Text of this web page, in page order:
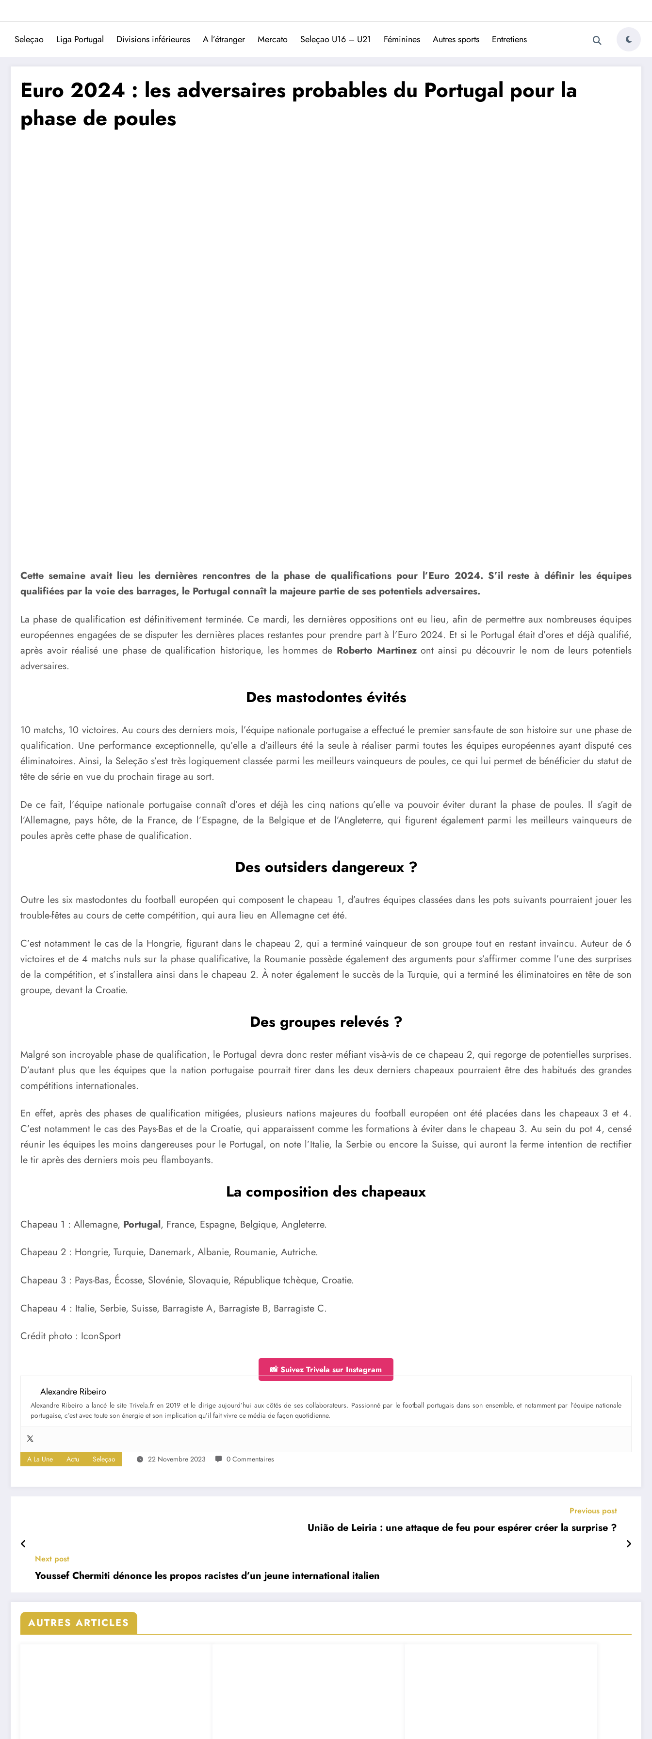
Trivela
L'actualité du football portugais
Seleçao Liga Portugal Divisions inférieures A l’étranger Mercato Seleçao U16 – U21 Féminines Autres sports Entretiens
Euro 2024 : les adversaires probables du Portugal pour la
phase de poules
Cette semaine avait lieu les dernières rencontres de la phase de qualifications pour l’Euro 2024. S’il reste à définir les équipes
qualifiées par la voie des barrages, le Portugal connaît la majeure partie de ses potentiels adversaires.
La phase de qualification est définitivement terminée. Ce mardi, les dernières oppositions ont eu lieu, afin de permettre aux nombreuses équipes
européennes engagées de se disputer les dernières places restantes pour prendre part à l’Euro 2024. Et si le Portugal était d’ores et déjà qualifié,
après avoir réalisé une phase de qualification historique, les hommes de Roberto Martinezont ainsi pu découvrir le nom de leurs potentiels
adversaires.
Des mastodontes évités
10 matchs, 10 victoires. Au cours des derniers mois, l’équipe nationale portugaise a effectué le premier sans-faute de son histoire sur une phase de
qualification. Une performance exceptionnelle, qu’elle a d’ailleurs été la seule à réaliser parmi toutes les équipes européennes ayant disputé ces
éliminatoires. Ainsi, la Seleção s’est très logiquement classée parmi les meilleurs vainqueurs de poules, ce qui lui permet de bénéficier du statut de
tête de série en vue du prochain tirage au sort.
De ce fait, l’équipe nationale portugaise connaît d’ores et déjà les cinq nations qu’elle va pouvoir éviter durant la phase de poules. Il s’agit de
l’Allemagne, pays hôte, de la France, de l’Espagne, de la Belgique et de l’Angleterre, qui figurent également parmi les meilleurs vainqueurs de
poules après cette phase de qualification.
Des outsiders dangereux ?
Outre les six mastodontes du football européen qui composent le chapeau 1, d’autres équipes classées dans les pots suivants pourraient jouer les
trouble-fêtes au cours de cette compétition, qui aura lieu en Allemagne cet été.
C’est notamment le cas de la Hongrie, figurant dans le chapeau 2, qui a terminé vainqueur de son groupe tout en restant invaincu. Auteur de 6
victoires et de 4 matchs nuls sur la phase qualificative, la Roumanie possède également des arguments pour s’affirmer comme l’une des surprises
de la compétition, et s’installera ainsi dans le chapeau 2. À noter également le succès de la Turquie, qui a terminé les éliminatoires en tête de son
groupe, devant la Croatie.
Des groupes relevés ?
Malgré son incroyable phase de qualification, le Portugal devra donc rester méfiant vis-à-vis de ce chapeau 2, qui regorge de potentielles surprises.
D’autant plus que les équipes que la nation portugaise pourrait tirer dans les deux derniers chapeaux pourraient être des habitués des grandes
compétitions internationales.
En effet, après des phases de qualification mitigées, plusieurs nations majeures du football européen ont été placées dans les chapeaux 3 et 4.
C’est notamment le cas des Pays-Bas et de la Croatie, qui apparaissent comme les formations à éviter dans le chapeau 3. Au sein du pot 4, censé
réunir les équipes les moins dangereuses pour le Portugal, on note l’Italie, la Serbie ou encore la Suisse, qui auront la ferme intention de rectifier
le tir après des derniers mois peu flamboyants.
La composition des chapeaux
Chapeau 1 : Allemagne, Portugal, France, Espagne, Belgique, Angleterre.
Chapeau 2 : Hongrie, Turquie, Danemark, Albanie, Roumanie, Autriche.
Chapeau 3 : Pays-Bas, Écosse, Slovénie, Slovaquie, République tchèque, Croatie.
Chapeau 4 : Italie, Serbie, Suisse, Barragiste A, Barragiste B, Barragiste C.
Crédit photo : IconSport
📸 Suivez Trivela sur Instagram
Alexandre Ribeiro
Alexandre Ribeiro a lancé le site Trivela.fr en 2019 et le dirige aujourd’hui aux côtés de ses collaborateurs. Passionné par le football portugais dans son ensemble, et notamment par l’équipe nationale
portugaise, c’est avec toute son énergie et son implication qu’il fait vivre ce média de façon quotidienne.
A La Une Actu Seleçao 22 Novembre 2023 0 Commentaires
Previous post
União de Leiria : une attaque de feu pour espérer créer la surprise ?
Next post
Youssef Chermiti dénonce les propos racistes d’un jeune international italien
AUTRES ARTICLES